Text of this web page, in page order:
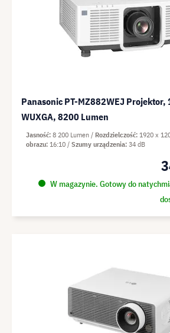
Panasonic PT-MZ882WEJ
WUXGA, 8200 Lumen
W magazynie. Gotowy do
Jasność 8 200 Lumen Rozdzielczość 1920 x
obrazu 16:10 Szumy urządzenia 34 dB